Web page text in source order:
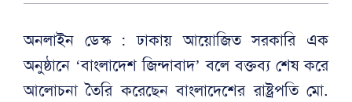
অনলাইন ডেস্ক : ঢাকায় আয়োজিত সরকারি এক
অনুষ্ঠানে ‘বাংলাদেশ জিন্দাবাদ’ বলে বক্তব্য শেষ করে
আলোচনা তৈরি করেছেন বাংলাদেশের রাষ্ট্রপতি মো.